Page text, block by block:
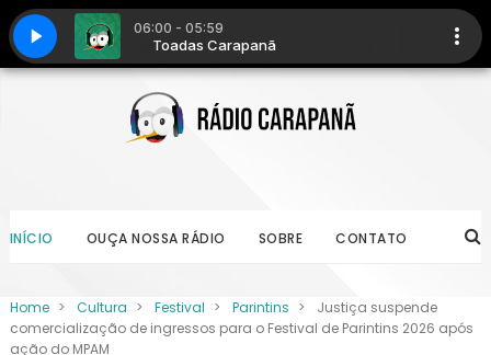
INÍCIO OUÇA NOSSA RÁDIO SOBRE CONTATO
Home > Cultura > Festival > Parintins >
Justiça suspende
comercialização de ingressos para o Festival de Parintins 2026 após
ação do MPAM